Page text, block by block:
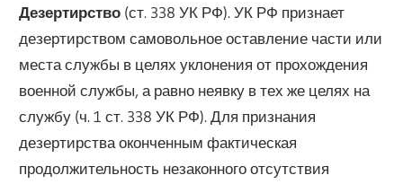
Дезертирство (ст. 338 УК РФ). УК РФ признает
дезертирством самовольное оставление части или
места службы в целях уклонения от прохождения
военной службы, а равно неявку в тех же целях на
службу (ч. 1 ст. 338 УК РФ). Для признания
дезертирства оконченным фактическая
продолжительность незаконного отсутствия